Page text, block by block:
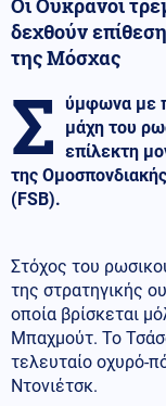
δεχθούν
της Μόσχας
Σ ύμφωνα με
μάχη του
επίλεκτη
της
(FSB).
Στόχος του
της στρατηγικής
οποία βρίσκεται
Μπαχμούτ. Το
τελευταίο οχυρό-
Ντονιέτσκ.